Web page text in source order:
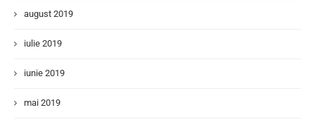
august 2019
iulie 2019
iunie 2019
mai 2019